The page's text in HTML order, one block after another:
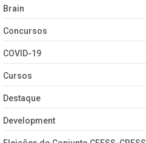
Brain
Concursos
COVID-19
Cursos
Destaque
Development